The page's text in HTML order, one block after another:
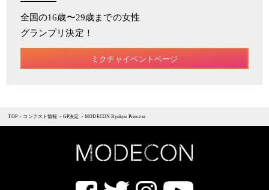
全国の16歳〜29歳までの女性
グランプリ決定！
ミクチャイベントページ
TOP> コンテスト情報 >GP決定 >MODECON Ryukyu Princess